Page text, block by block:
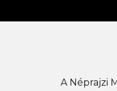
A Néprajzi